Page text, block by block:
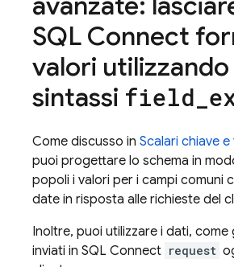
SQL Connect
valori utilizzando
sintassi field
Come discusso in Scalari chiave
puoi progettare lo schema in
popoli i valori per i campi comuni
date in risposta alle richieste del
Inoltre, puoi utilizzare i dati, come
inviati in SQL Connect request